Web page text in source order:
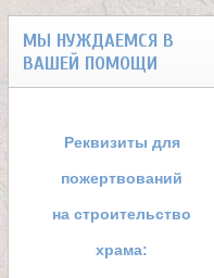
и
МЫ НУЖДАЕМСЯ В
ВАШЕЙ ПОМОЩИ
Реквизиты для
пожертвований
на строительство
храма: